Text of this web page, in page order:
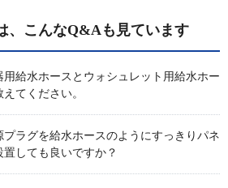
、こんなQ&Aも見ています
用給水ホースとウォシュレット用給水ホー
てください。
プラグを給水ホースのようにすっきりパネ
しても良いですか？